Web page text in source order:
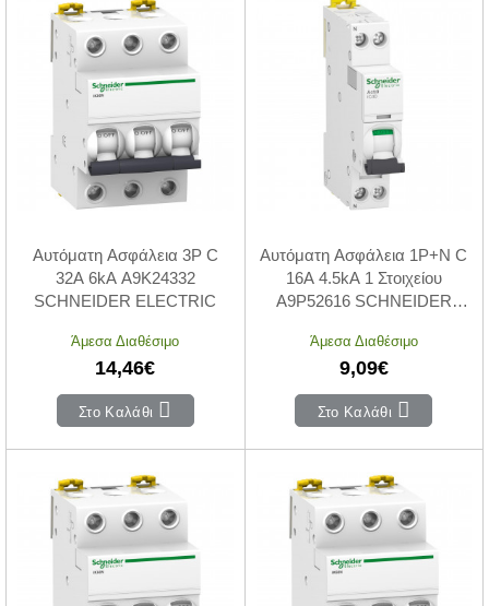
Αυτόματη Ασφάλεια 3P C
32A 6kA A9K24332
SCHNEIDER ELECTRIC
Άμεσα Διαθέσιμο
14,46€
Στο Καλάθι
Αυτόματη Ασφάλεια 1P+N C
16A 4.5kA 1 Στοιχείου
A9P52616 SCHNEIDER
Άμεσα Διαθέσιμο
9,09€
Στο Καλάθι